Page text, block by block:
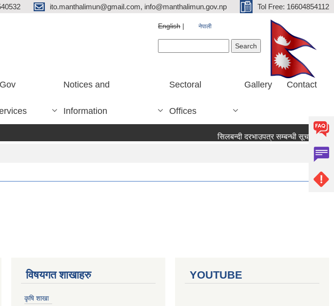
ito.manthalimun@gmail.com, info@manthalimun.gov.np Tol Free: 16604854112
English नेपाली
Notices and
Information
Sectoral
Offices
Gallery Contact
सिलबन्दी दरभाउपत्र सम्बन्धी सूचना ।
विषयगत शाखाहरु
कृषि शाखा
YOUTUBE